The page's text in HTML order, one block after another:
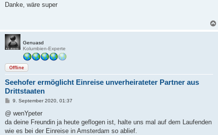
i
Danke, wäre super
Genuasd
Kolumbien-Experte
Offline
Seehofer ermöglicht Einreise unverheirateter Partner aus
Drittstaaten
B
i
r
a
9. September 2020, 01:37
@ wenYpeter
da deine Freundin ja heute geflogen ist, halte uns mal auf dem Laufenden
wie es bei der Einreise in Amsterdam so ablief.